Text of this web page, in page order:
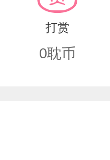
打赏
0耽币